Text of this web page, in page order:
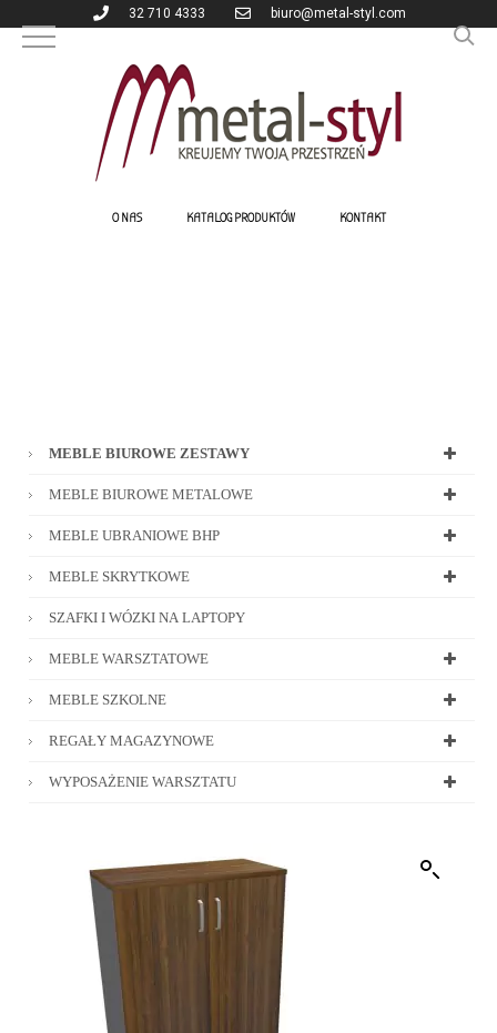
32 710 4333 biuro@metal-styl.com
O NAS KATALOG PRODUKTÓW KONTAKT
MEBLE BIUROWE ZESTAWY
MEBLE BIUROWE METALOWE
MEBLE UBRANIOWE BHP
MEBLE SKRYTKOWE
SZAFKI I WÓZKI NA LAPTOPY
MEBLE WARSZTATOWE
MEBLE SZKOLNE
REGAŁY MAGAZYNOWE
WYPOSAŻENIE WARSZTATU